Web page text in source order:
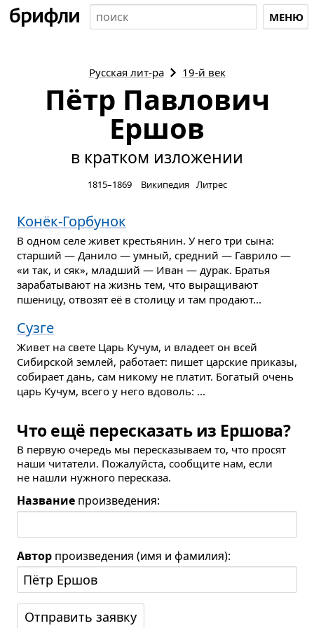
МЕНЮ
Русская лит-ра 19-й век
Пётр Павлович
Ершов
в кратком изложении
1815–1869 Википедия Литрес
Конёк-Горбунок
В одном селе живет крестьянин. У него три сына:
старший — Данило — умный, средний — Гаврило —
«и так, и сяк», младший — Иван — дурак. Братья
зарабатывают на жизнь тем, что выращивают
пшеницу, отвозят её в столицу и там продают...
Сузге
Живет на свете Царь Кучум, и владеет он всей
Сибирской землей, работает: пишет царские приказы,
собирает дань, сам никому не платит. Богатый очень
царь Кучум, всего у него вдоволь: ...
Что ещё пересказать из Ершова?
В первую очередь мы пересказываем то, что просят
наши читатели. Пожалуйста, сообщите нам, если
не нашли нужного пересказа.
Название произведения:
Автор произведения (имя и фамилия):